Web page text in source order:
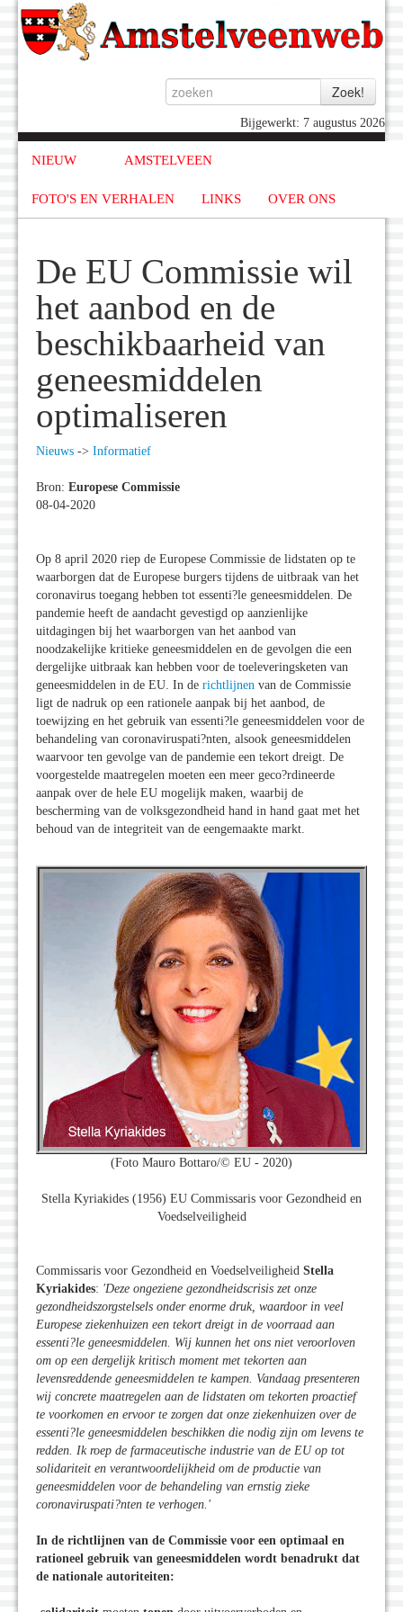
Bijgewerkt: 7 augustus 2026
NIEUW AMSTELVEEN
FOTO'S EN VERHALEN LINKS OVER ONS
De EU Commissie wil
het aanbod en de
beschikbaarheid van
geneesmiddelen
optimaliseren
Nieuws -> Informatief
Bron: Europese Commissie
08-04-2020
Op 8 april 2020 riep de Europese Commissie de lidstaten op te
waarborgen dat de Europese burgers tijdens de uitbraak van het
coronavirus toegang hebben tot essenti?le geneesmiddelen. De
pandemie heeft de aandacht gevestigd op aanzienlijke
uitdagingen bij het waarborgen van het aanbod van
noodzakelijke kritieke geneesmiddelen en de gevolgen die een
dergelijke uitbraak kan hebben voor de toeleveringsketen van
geneesmiddelen in de EU. In de richtlijnen van de Commissie
ligt de nadruk op een rationele aanpak bij het aanbod, de
toewijzing en het gebruik van essenti?le geneesmiddelen voor de
behandeling van coronaviruspati?nten, alsook geneesmiddelen
waarvoor ten gevolge van de pandemie een tekort dreigt. De
voorgestelde maatregelen moeten een meer geco?rdineerde
aanpak over de hele EU mogelijk maken, waarbij de
bescherming van de volksgezondheid hand in hand gaat met het
behoud van de integriteit van de eengemaakte markt.
(Foto Mauro Bottaro/© EU - 2020)
Stella Kyriakides (1956) EU Commissaris voor Gezondheid en
Voedselveiligheid
Commissaris voor Gezondheid en Voedselveiligheid Stella
Kyriakides: 'Deze ongeziene gezondheidscrisis zet onze
gezondheidszorgstelsels onder enorme druk, waardoor in veel
Europese ziekenhuizen een tekort dreigt in de voorraad aan
essenti?le geneesmiddelen. Wij kunnen het ons niet veroorloven
om op een dergelijk kritisch moment met tekorten aan
levensreddende geneesmiddelen te kampen. Vandaag presenteren
wij concrete maatregelen aan de lidstaten om tekorten proactief
te voorkomen en ervoor te zorgen dat onze ziekenhuizen over de
essenti?le geneesmiddelen beschikken die nodig zijn om levens te
redden. Ik roep de farmaceutische industrie van de EU op tot
solidariteit en verantwoordelijkheid om de productie van
geneesmiddelen voor de behandeling van ernstig zieke
coronaviruspati?nten te verhogen.'
In de richtlijnen van de Commissie voor een optimaal en
rationeel gebruik van geneesmiddelen wordt benadrukt dat
de nationale autoriteiten: